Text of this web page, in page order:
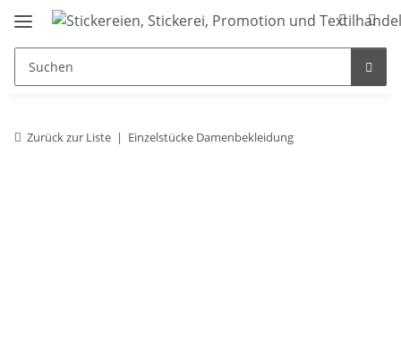
Zurück zur Liste Einzelstücke Damenbekleidung